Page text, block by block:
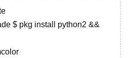
$ pkg install python2 &&